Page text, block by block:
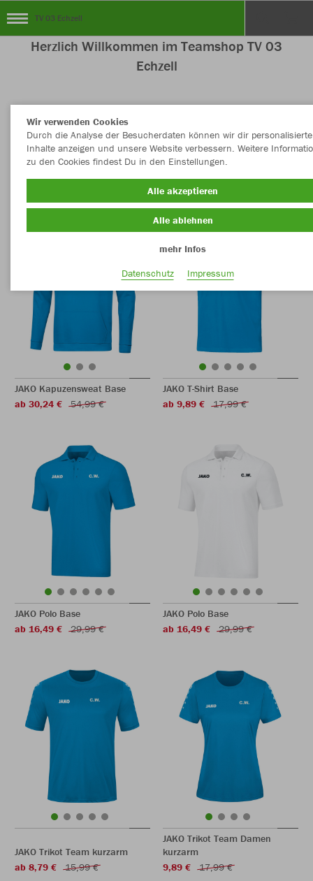
TV 03 Echzell
Herzlich Willkommen im Teamshop TV 03
Echzell
Nachhaltig Farbe
JAKO Kapuzensweat Base
ab 30,24 €
54,99 €
JAKO T-Shirt Base
ab 9,89 €
17,99 €
JAKO Polo Base
ab 16,49 €
29,99 €
JAKO Polo Base
ab 16,49 €
29,99 €
JAKO Trikot Team kurzarm
ab 8,79 €
15,99 €
JAKO Trikot Team Damen
kurzarm
9,89 €
17,99 €
Wir verwenden Cookies
Durch die Analyse der Besucherdaten können wir dir personalisierte
Inhalte anzeigen und unsere Website verbessern. Weitere
zu den Cookies findest Du in den Einstellungen.
Alle akzeptieren
Alle ablehnen
mehr Infos
Datenschutz
Impressum